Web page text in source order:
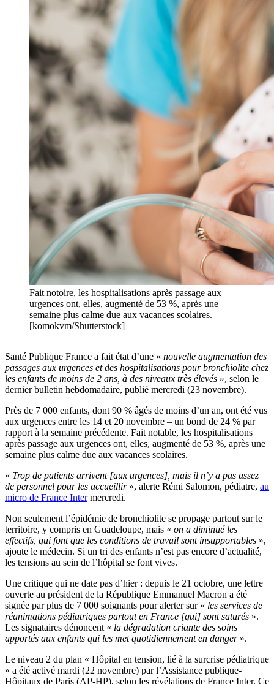
Fait notoire, les hospitalisations après passage aux
urgences ont, elles, augmenté de 53 %, après une
semaine plus calme due aux vacances scolaires.
[komokvm/Shutterstock]
Santé Publique France a fait état d’une « nouvelle augmentation des
passages aux urgences et des hospitalisations pour bronchiolite chez
les enfants de moins de 2 ans, à des niveaux très élevés », selon le
dernier bulletin hebdomadaire, publié mercredi (23 novembre).
Près de 7 000 enfants, dont 90 % âgés de moins d’un an, ont été vus
aux urgences entre les 14 et 20 novembre – un bond de 24 % par
rapport à la semaine précédente. Fait notable, les hospitalisations
après passage aux urgences ont, elles, augmenté de 53 %, après une
semaine plus calme due aux vacances scolaires.
« Trop de patients arrivent [aux urgences], mais il n’y a pas assez
de personnel pour les accueillir», alerte Rémi Salomon, pédiatre, au
micro de France Intermercredi.
Non seulement l’épidémie de bronchiolite se propage partout sur le
territoire, y compris en Guadeloupe, mais « on a diminué les
effectifs, qui font que les conditions de travail sont insupportables »,
ajoute le médecin. Si un tri des enfants n’est pas encore d’actualité,
les tensions au sein de l’hôpital se font vives.
Une critique qui ne date pas d’hier : depuis le 21 octobre, une lettre
ouverte au président de la République Emmanuel Macron a été
signée par plus de 7 000 soignants pour alerter sur « les services de
réanimations pédiatriques partout en France [qui] sont saturés ».
Les signataires dénoncent « la dégradation criante des soins
apportés aux enfants qui les met quotidiennement en danger».
Le niveau 2 du plan « Hôpital en tension, lié à la surcrise pédiatrique
» a été activé mardi (22 novembre) par l’Assistance publique-
Hôpitaux de Paris (AP-HP), selon les révélations de France Inter. Ce